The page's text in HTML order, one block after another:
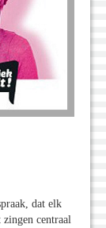
dat elk
centraal